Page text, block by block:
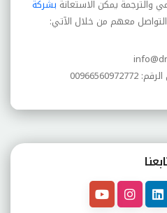
والترجمة يمكن الاستعانة بشركة
معهم من خلال الآتي: